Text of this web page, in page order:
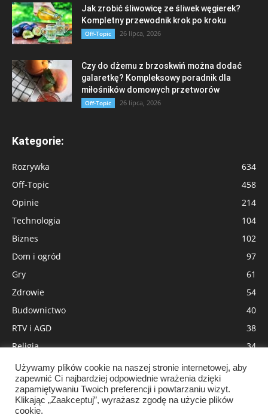
Jak zrobić śliwowicę ze śliwek węgierek?
Kompletny przewodnik krok po kroku
Off-Topic 26 lipca, 2026
Czy do dżemu z brzoskwiń można dodać
galaretkę? Kompleksowy poradnik dla
miłośników domowych przetworów
Off-Topic 26 lipca, 2026
Kategorie:
Rozrywka
634
Off-Topic
458
Opinie
214
Technologia
104
Biznes
102
Dom i ogród
97
Gry
61
Zdrowie
54
Budownictwo
40
RTV i AGD
38
Religia
34
Moda
31
Wnętrza
Pozycjonowanie
Używamy plików cookie na naszej stronie internetowej, aby
zapewnić Ci najbardziej odpowiednie wrażenia dzięki
zapamiętywaniu Twoich preferencji i powtarzaniu wizyt.
Klikając „Zaakceptuj”, wyrażasz zgodę na użycie plików
cookie.